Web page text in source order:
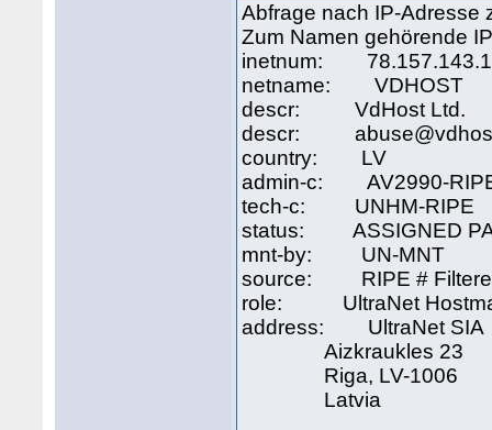
Abfrage nach IP-
Zum Namen gehörende
inetnum:
netname: VDHOST
descr: VdHost Ltd.
descr:
country: LV
admin-c: AV2990-
tech-c: UNHM-RIPE
status: ASSIGNED
mnt-by: UN-MNT
source: RIPE #
role: UltraNet
address: UltraNet SIA
Aizkraukles 23
Riga, LV-1006
Latvia